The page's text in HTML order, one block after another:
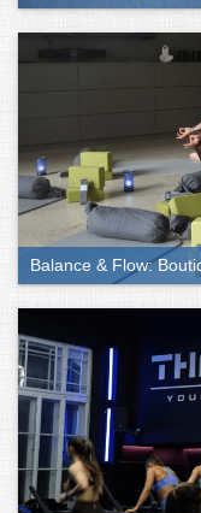
Balance & Flow: